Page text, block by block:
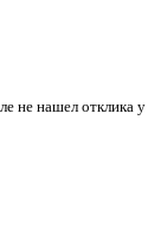
не нашел отклика у